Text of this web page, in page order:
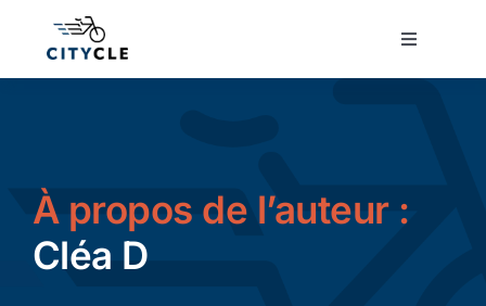
Toggle
Vélos de ville
À propos de l’auteur :
Cléa D